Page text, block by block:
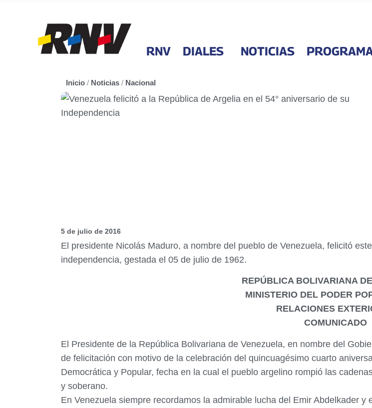
RNV DIALES NOTICIAS
Inicio / Noticias / Nacional
5 de julio de 2016
El presidente Nicolás Maduro, a nombre del pueblo de Venezuela, felicitó
independencia, gestada el 05 de julio de 1962.
REPÚBLICA BOLIVARIANA
MINISTERIO DEL PODER
RELACIONES
COMUNICADO
El Presidente de la República Bolivariana de Venezuela, en nombre del
de felicitación con motivo de la celebración del quincuagésimo cuarto
Democrática y Popular, fecha en la cual el pueblo argelino rompió las
y soberano.
En Venezuela siempre recordamos la admirable lucha del Emir Abdelkader